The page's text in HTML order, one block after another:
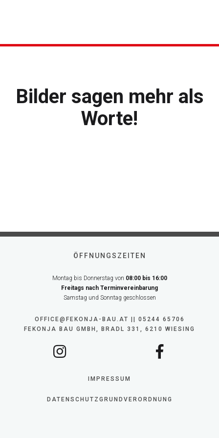
Bilder sagen mehr als
Worte!
ÖFFNUNGSZEITEN
Montag bis Donnerstag von 08:00 bis 16:00
Freitags nach Terminvereinbarung
Samstag und Sonntag geschlossen
OFFICE@FEKONJA-BAU.AT || 05244 65706
FEKONJA BAU GMBH, BRADL 331, 6210 WIESING
IMPRESSUM
DATENSCHUTZGRUNDVERORDNUNG